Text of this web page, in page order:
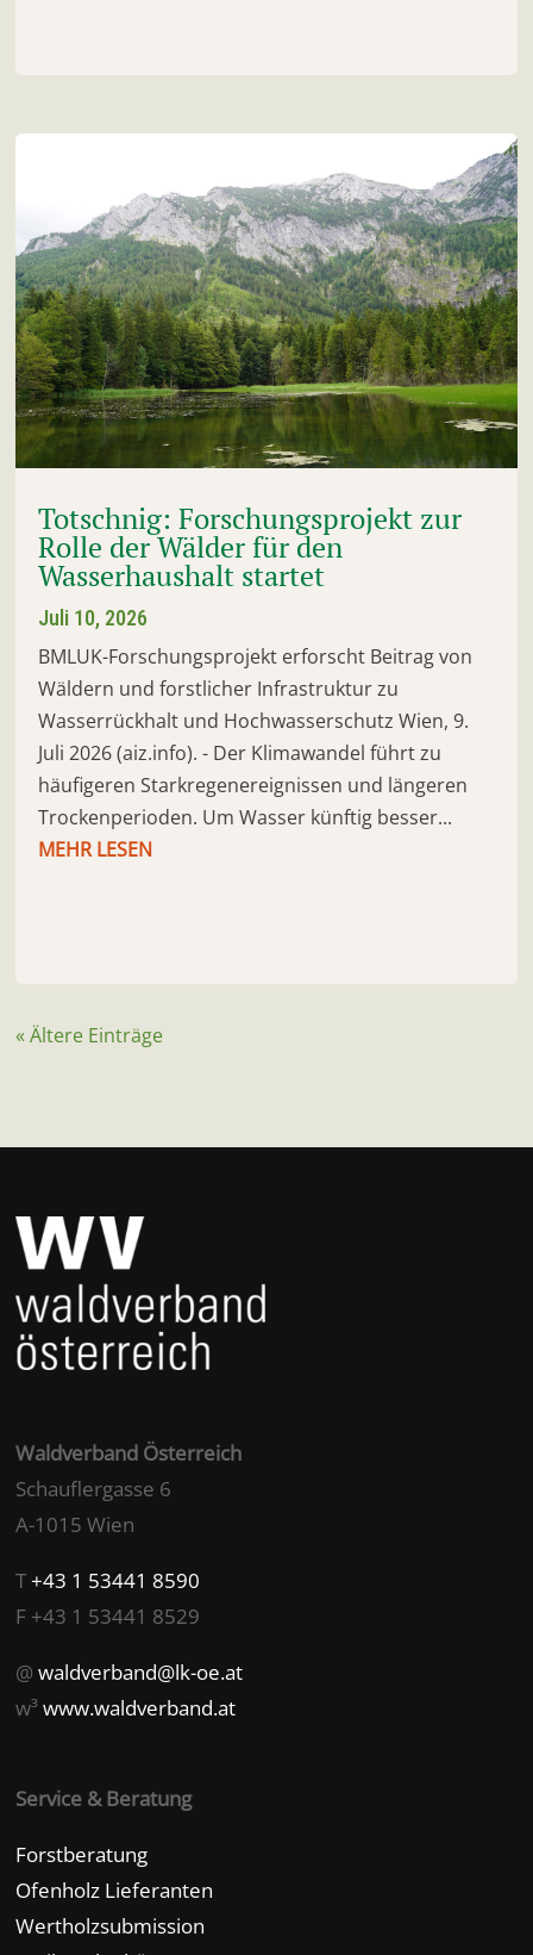
Totschnig: Forschungsprojekt zur
Rolle der Wälder für den
Wasserhaushalt startet
Juli 10, 2026
BMLUK-Forschungsprojekt erforscht Beitrag von
Wäldern und forstlicher Infrastruktur zu
Wasserrückhalt und Hochwasserschutz Wien, 9.
Juli 2026 (aiz.info). - Der Klimawandel führt zu
häufigeren Starkregenereignissen und längeren
Trockenperioden. Um Wasser künftig besser...
MEHR LESEN
« Ältere Einträge
Waldverband Österreich
Schauflergasse 6
A-1015 Wien
T+43 1 53441 8590
F +43 1 53441 8529
@waldverband@lk-oe.at
w³www.waldverband.at
Service & Beratung
Forstberatung
Ofenholz Lieferanten
Wertholzsubmission